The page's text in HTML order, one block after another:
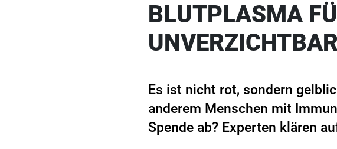
BLUTPLASMA
UNVERZICHTBAR
Es ist nicht rot, sondern
anderem Menschen mit
Spende ab? Experten klären